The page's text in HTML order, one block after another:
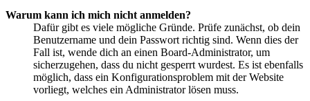
Warum kann ich mich nicht anmelden?
Dafür gibt es viele mögliche Gründe. Prüfe zunächst, ob dein
Benutzername und dein Passwort richtig sind. Wenn dies der
Fall ist, wende dich an einen Board-Administrator, um
sicherzugehen, dass du nicht gesperrt wurdest. Es ist ebenfalls
möglich, dass ein Konfigurationsproblem mit der Website
vorliegt, welches ein Administrator lösen muss.